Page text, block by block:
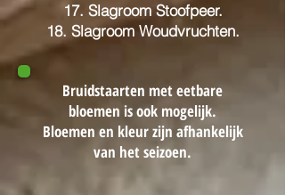
17. Slagroom Stoofpeer.
18. Slagroom Woudvruchten.
Bruidstaarten met eetbare
bloemen is ook mogelijk.
Bloemen en kleur zijn afhankelijk
van het seizoen.